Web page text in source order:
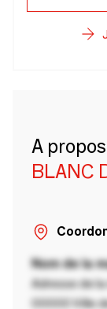
A
BLANC
Nom de la
Adresse de
00000 Ville